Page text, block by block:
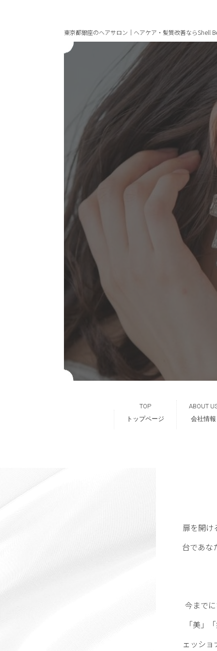
東京都銀座のヘアサロン｜ヘアケア・髪質改善ならShell
TOP
トップページ
ABOUT
会社情報
扉を開け
台であな
今まで
「美」
ェッシ